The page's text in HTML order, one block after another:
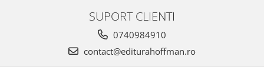
SUPORT CLIENTI
0740984910
contact@editurahoffman.ro